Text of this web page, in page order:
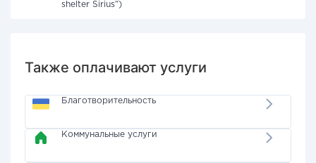
shelter Sirius")
Также оплачивают услуги
Благотворительность
Коммунальные услуги